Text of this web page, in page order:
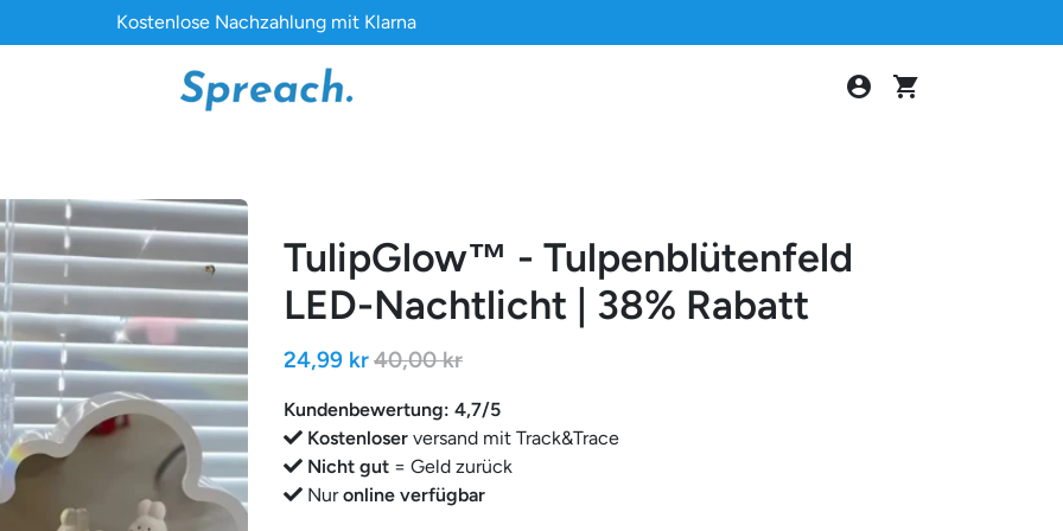
Kostenlose Nachzahlung mit Klarna
account_circle shopping_cart
TulipGlow™ - Tulpenblütenfeld
LED-Nachtlicht | 38% Rabatt
24,99 kr40,00 kr
Kundenbewertung: 4,7/5
Kostenloser versand mit Track&Trace
Nicht gut = Geld zurück
Nuronline verfügbar